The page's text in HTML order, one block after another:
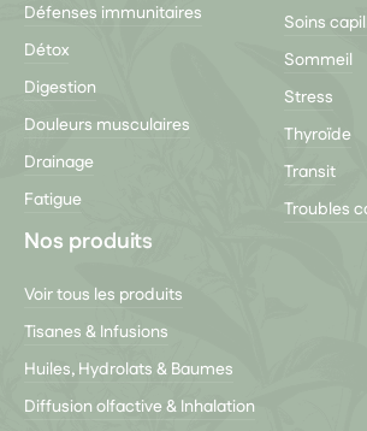
Défenses immunitaires
Détox
Digestion
Douleurs musculaires
Drainage
Fatigue
Soins
Sommeil
Stress
Thyroïde
Transit
Troubles
Nos produits
Voir tous les produits
Tisanes & Infusions
Huiles, Hydrolats & Baumes
Diffusion olfactive & Inhalation